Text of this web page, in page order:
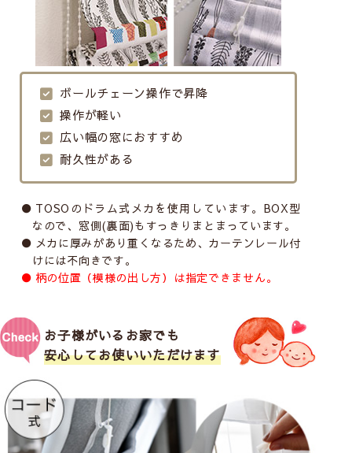
ボールチェーン操作で昇降
操作が軽い
広い幅の窓におすすめ
耐久性がある
TOSOのドラム式メカを使用しています。BOX型
なので、窓側(裏面)もすっきりまとまっています。
メカに厚みがあり重くなるため、カーテンレール付
けには不向きです。
柄の位置（模様の出し方）は指定できません。
お子様がいるお家でも
安心してお使いいただけます